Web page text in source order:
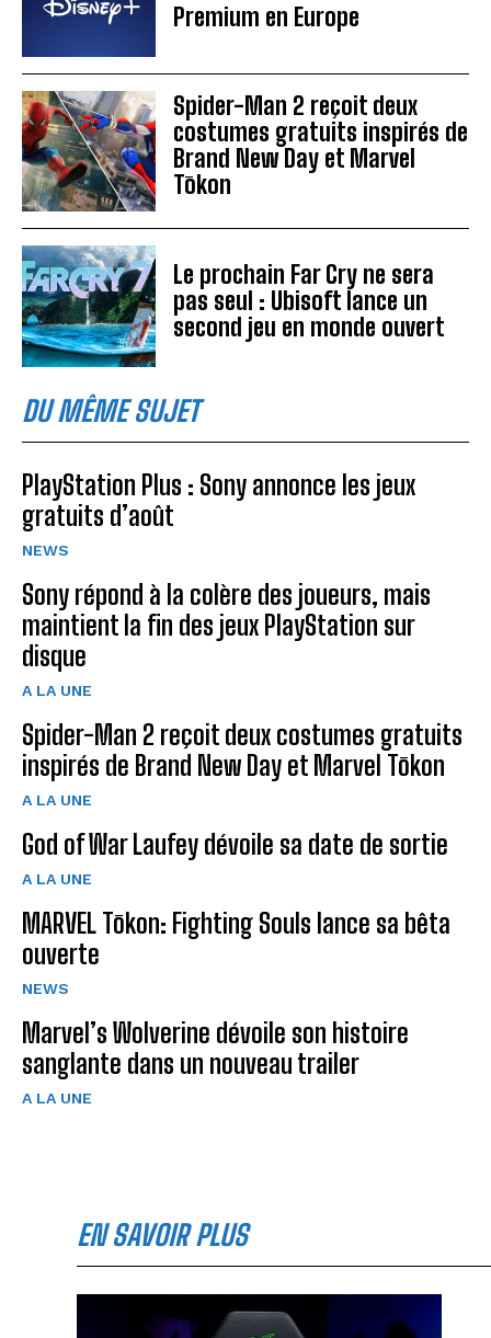
Premium en Europe
Spider-Man 2 reçoit deux
costumes gratuits inspirés de
Brand New Day et Marvel
Tōkon
Le prochain Far Cry ne sera
pas seul : Ubisoft lance un
second jeu en monde ouvert
DU MÊME SUJET
PlayStation Plus : Sony annonce les jeux
gratuits d’août
NEWS
Sony répond à la colère des joueurs, mais
maintient la fin des jeux PlayStation sur
disque
A LA UNE
Spider-Man 2 reçoit deux costumes gratuits
inspirés de Brand New Day et Marvel Tōkon
A LA UNE
God of War Laufey dévoile sa date de sortie
A LA UNE
MARVEL Tōkon: Fighting Souls lance sa bêta
ouverte
NEWS
Marvel’s Wolverine dévoile son histoire
sanglante dans un nouveau trailer
A LA UNE
EN SAVOIR PLUS